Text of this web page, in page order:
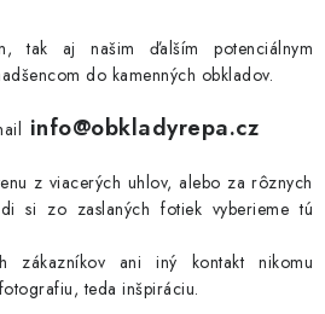
tak aj našim ďalším potenciálnym
do kamenných obkladov.
info@obkladyrepa.cz
z viacerých uhlov, alebo za rôznych
si zo zaslaných fotiek vyberieme tú
zákazníkov ani iný kontakt nikomu
teda inšpiráciu.